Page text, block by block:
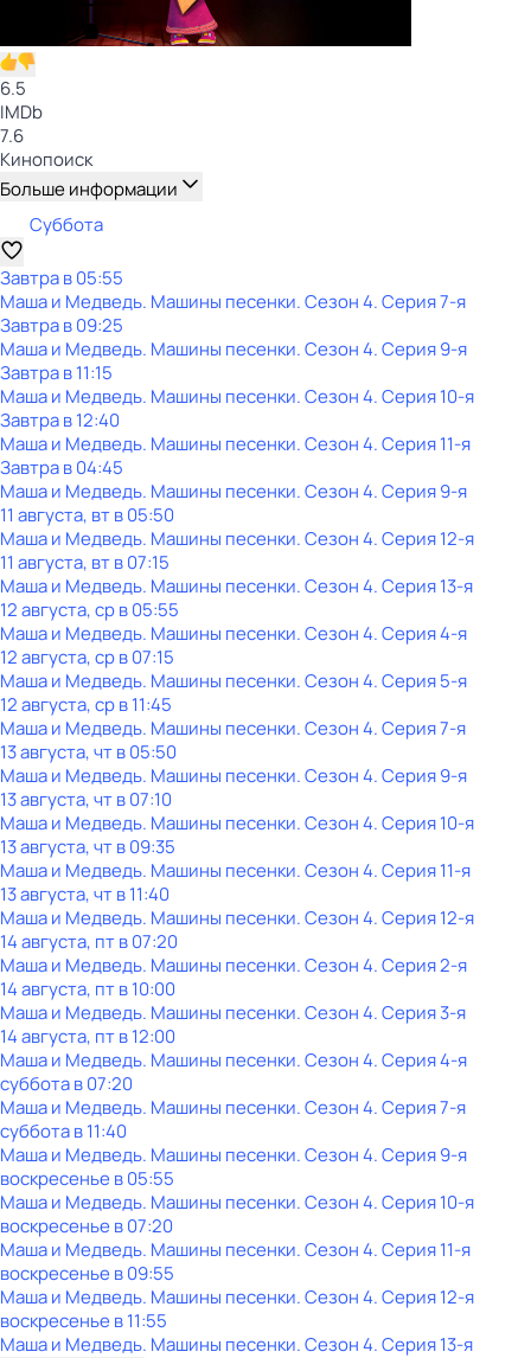
6.5
IMDb
7.6
Кинопоиск
Больше информации
Суббота
Завтра в 05:55
Маша и Медведь. Машины песенки. Сезон 4. Серия 7-я
Завтра в 09:25
Маша и Медведь. Машины песенки. Сезон 4. Серия 9-я
Завтра в 11:15
Маша и Медведь. Машины песенки. Сезон 4. Серия 10-я
Завтра в 12:40
Маша и Медведь. Машины песенки. Сезон 4. Серия 11-я
Завтра в 04:45
Маша и Медведь. Машины песенки. Сезон 4. Серия 9-я
11 августа, вт в 05:50
Маша и Медведь. Машины песенки. Сезон 4. Серия 12-я
11 августа, вт в 07:15
Маша и Медведь. Машины песенки. Сезон 4. Серия 13-я
12 августа, ср в 05:55
Маша и Медведь. Машины песенки. Сезон 4. Серия 4-я
12 августа, ср в 07:15
Маша и Медведь. Машины песенки. Сезон 4. Серия 5-я
12 августа, ср в 11:45
Маша и Медведь. Машины песенки. Сезон 4. Серия 7-я
13 августа, чт в 05:50
Маша и Медведь. Машины песенки. Сезон 4. Серия 9-я
13 августа, чт в 07:10
Маша и Медведь. Машины песенки. Сезон 4. Серия 10-я
13 августа, чт в 09:35
Маша и Медведь. Машины песенки. Сезон 4. Серия 11-я
13 августа, чт в 11:40
Маша и Медведь. Машины песенки. Сезон 4. Серия 12-я
14 августа, пт в 07:20
Маша и Медведь. Машины песенки. Сезон 4. Серия 2-я
14 августа, пт в 10:00
Маша и Медведь. Машины песенки. Сезон 4. Серия 3-я
14 августа, пт в 12:00
Маша и Медведь. Машины песенки. Сезон 4. Серия 4-я
субботав07:20
Маша и Медведь. Машины песенки. Сезон 4. Серия 7-я
субботав11:40
Маша и Медведь. Машины песенки. Сезон 4. Серия 9-я
воскресенье в05:55
Маша и Медведь. Машины песенки. Сезон 4. Серия 10-я
воскресенье в07:20
Маша и Медведь. Машины песенки. Сезон 4. Серия 11-я
воскресенье в09:55
Маша и Медведь. Машины песенки. Сезон 4. Серия 12-я
воскресенье в11:55
Маша и Медведь. Машины песенки. Сезон 4. Серия 13-я